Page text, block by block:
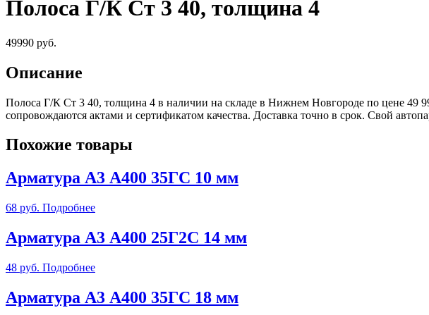
Полоса Г/К Ст 3 40, толщина 4
49990 руб.
Описание
Полоса Г/К Ст 3 40, толщина 4 в наличии на складе в Нижнем Новгороде по цене 49
сопровождаются актами и сертификатом качества. Доставка точно в срок. Свой
Похожие товары
Арматура А3 А400 35ГС 10 мм
68 руб. Подробнее
Арматура А3 А400 25Г2С 14 мм
48 руб. Подробнее
Арматура А3 А400 35ГС 18 мм